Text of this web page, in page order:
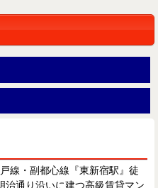
線・副都心線『東新宿駅』徒
治通り沿いに建つ高級賃貸マン